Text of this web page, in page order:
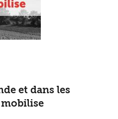
et dans les
mobilise